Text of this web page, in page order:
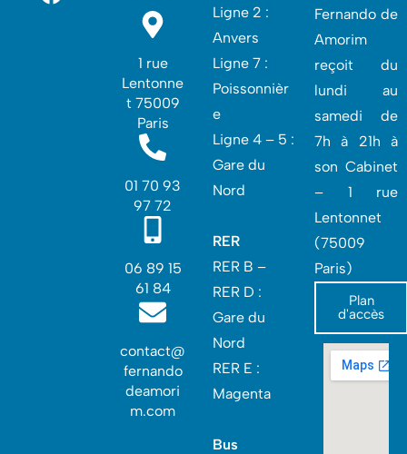
1 rue
Lentonne
t 75009
Paris
01 70 93
97 72
06 89 15
61 84
contact@
fernando
deamori
m.com
Ligne 2 :
Anvers
Ligne 7 :
Poissonnièr
e
Ligne 4 – 5 :
Gare du
Nord
RER
RER B –
RER D :
Gare du
Nord‎
RER E :
Magenta
Bus
Fernando de
Amorim
reçoit du
lundi au
samedi de
7h à 21h à
son Cabinet
– 1 rue
Lentonnet
(75009
Paris)
Plan
d'accès